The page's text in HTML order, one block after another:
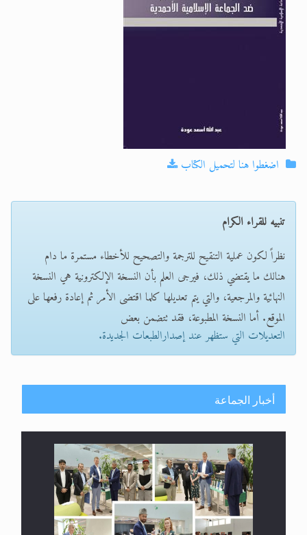
الحجّ.. دلالات، حِكم، وأهداف >> المزيد
اضغطوا هنا لتحميل الكتاب
تنبيه للقراء الكرام
نظراً لكون عملية التنقيح للترجمة والتصحيح للأخطاء مستمرة ما دام
هنالك ما يقتضي ذلك، فيرجى العلم بأن النسخة الإلكترونية هي النسخة
النهائية والمرجعية، والتي يتم تعديلها كلما اقتضى الأمر ثم إعادة رفعها على
الموقع. أما النسخة المطبوعة، فقد تتضمن بعض
التعديلات التي ستظهر عند إصدارالطبعات الجديدة.
أخبار الجماعة